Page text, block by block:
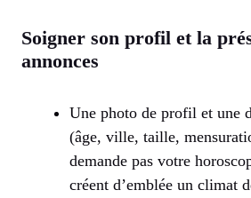
Soigner son profil et la
annonces
Une photo de profil et une
(âge, ville, taille,
demande pas votre
créent d’emblée un climat